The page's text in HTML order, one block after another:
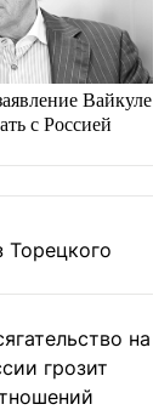
Вайкуле
с Россией
на
грозит